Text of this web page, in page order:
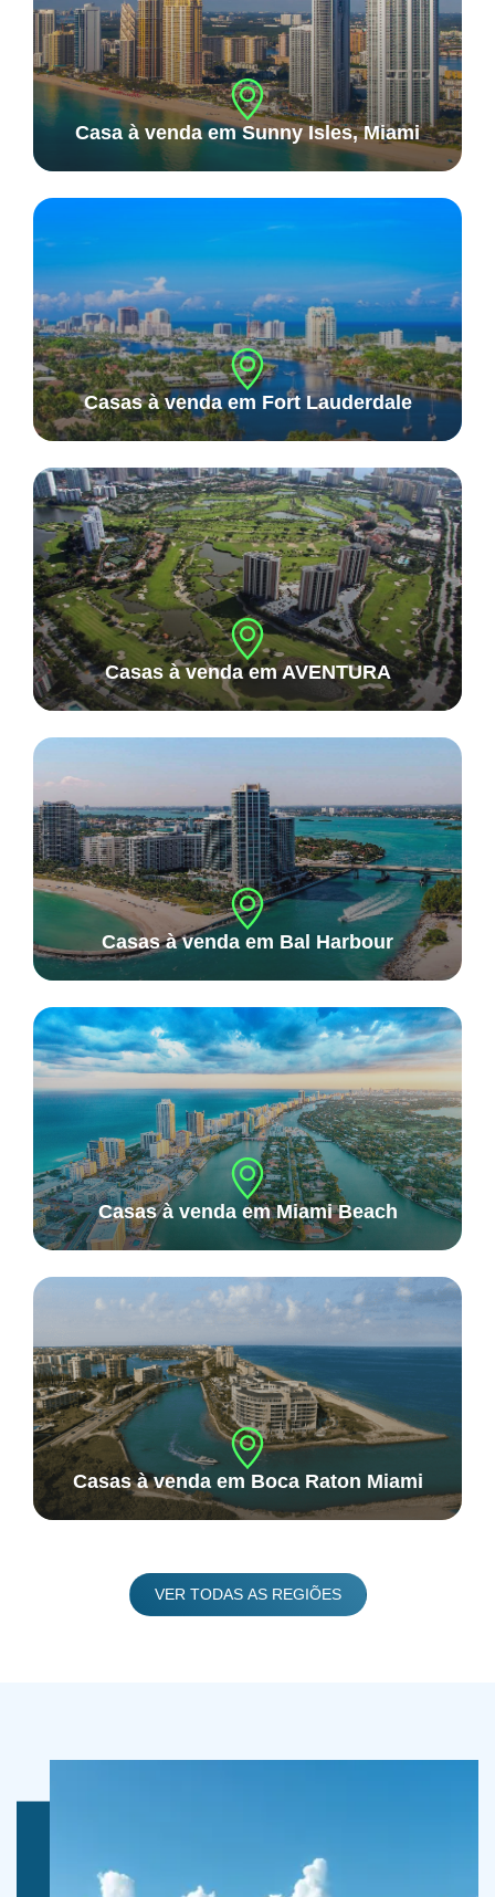
Casa à venda em Sunny Isles, Miami
Casas à venda em Fort Lauderdale
Casas à venda em AVENTURA
Casas à venda em Bal Harbour
Casas à venda em Miami Beach
Casas à venda em Boca Raton Miami
VER TODAS AS REGIÕES